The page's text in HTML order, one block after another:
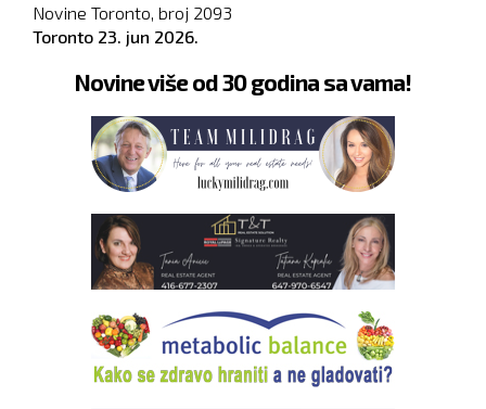
Novine Toronto, broj 2093
Toronto 23. jun 2026.
Novine više od 30 godina sa vama!